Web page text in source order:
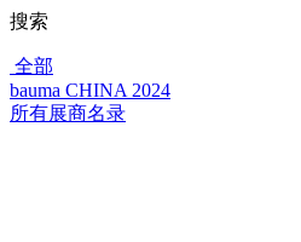
搜索
全部
bauma CHINA 2024
所有展商名录